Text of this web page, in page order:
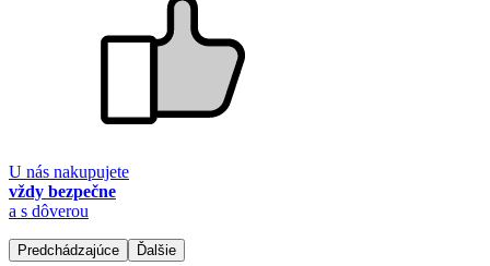
U nás nakupujete
vždy bezpečne
a s dôverou
Predchádzajúce Ďalšie